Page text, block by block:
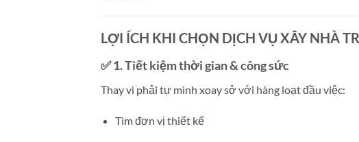
LỢI ÍCH KHI CHỌN DỊCH VỤ XÂY NHÀ
✅ 1.Tiết kiệm thời gian & công sức
Thay vì phải tự mình xoay sở với hàng loạt đầu việc:
Tìm đơn vị thiết kế